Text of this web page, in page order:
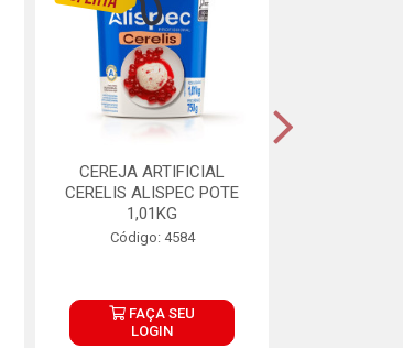
CEREJA ARTIFICIAL
CERELIS ALISPEC POTE
1,01KG
Código: 4584
FAÇA SEU
LOGIN